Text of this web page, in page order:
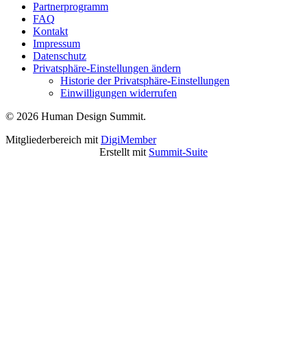
Partnerprogramm
FAQ
Kontakt
Impressum
Datenschutz
Privatsphäre-Einstellungen ändern
Historie der Privatsphäre-Einstellungen
Einwilligungen widerrufen
© 2026 Human Design Summit.
Mitgliederbereich mit DigiMember
Erstellt mit Summit-Suite